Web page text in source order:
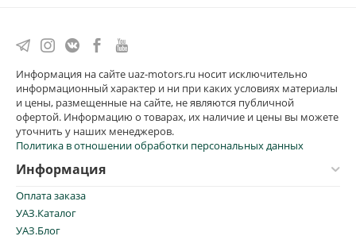
Информация на сайте uaz-motors.ru носит исключительно
информационный характер и ни при каких условиях материалы
и цены, размещенные на сайте, не являются публичной
офертой. Информацию о товарах, их наличие и цены вы можете
уточнить у наших менеджеров.
Политика в отношении обработки персональных данных
Информация
Оплата заказа
УАЗ.Каталог
УАЗ.Блог